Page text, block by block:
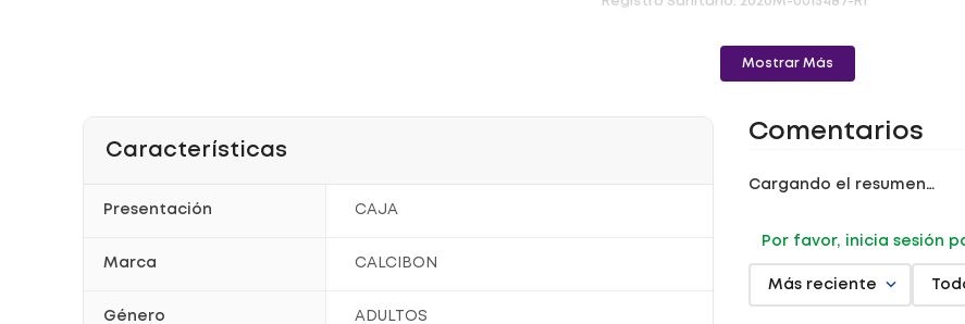
Mostrar Más
Características
Presentación CAJA
Marca CALCIBON
Género ADULTOS
Comentarios
Cargando el resumen…
Por favor, inicia sesión
Más reciente